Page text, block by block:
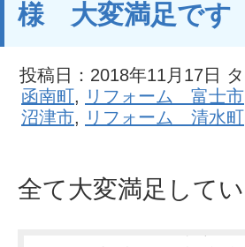
様 大変満足です
投稿日：2018年11月17日
函南町, リフォーム 富士市
沼津市, リフォーム 清水町
全て大変満足してい